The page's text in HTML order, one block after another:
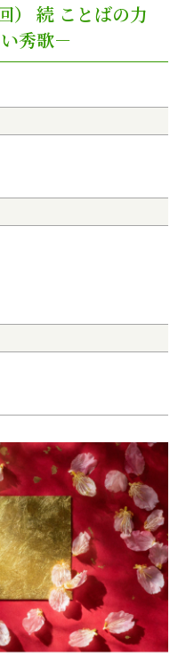
） 続 ことばの力
秀歌－